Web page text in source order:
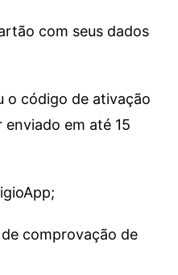
com seus dados
o código de ativação
em até 15
comprovação de